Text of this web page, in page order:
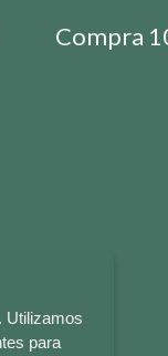
Compra
Utilizamos
para